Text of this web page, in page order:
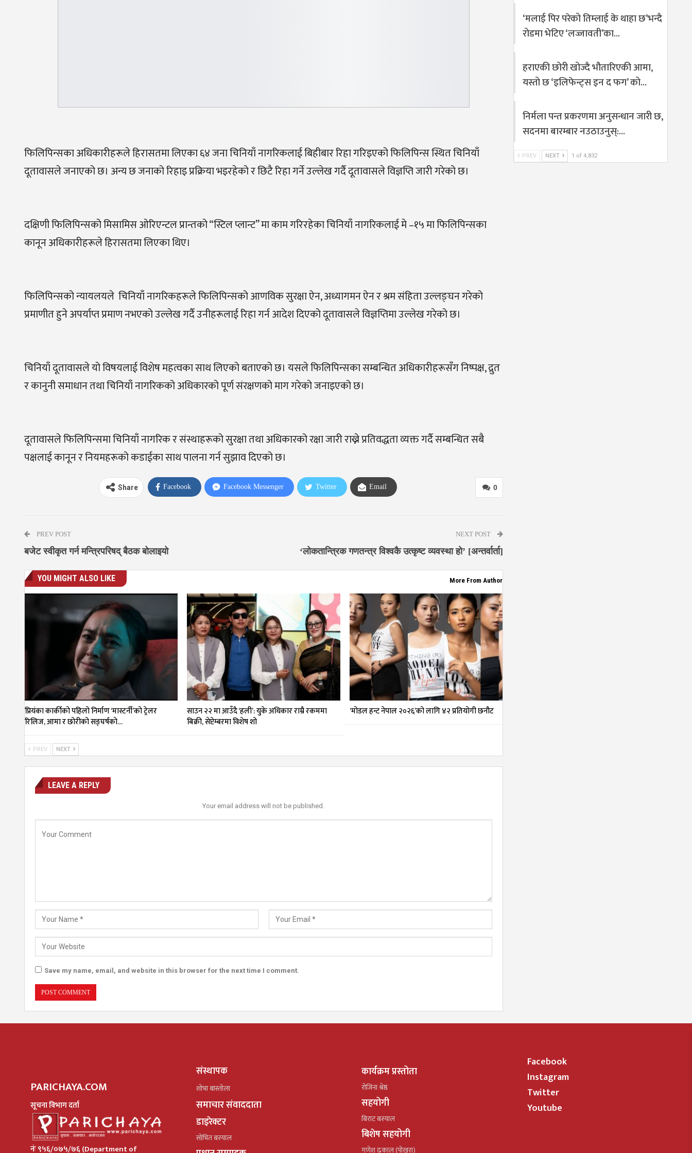
फिलिपिन्सका अधिकारीहरूले हिरासतमा लिएका ६४ जना चिनियाँ नागरिकलाई बिहीबार रिहा गरिइएको फिलिपिन्स स्थित चिनियाँ
दूतावासले जनाएको छ। अन्य छ जनाको रिहाइ प्रक्रिया भइरहेको र छिटै रिहा गर्ने उल्लेख गर्दै दूतावासले विज्ञप्ति जारी गरेको छ।
दक्षिणी फिलिपिन्सको मिसामिस ओरिएन्टल प्रान्तको “स्टिल प्लान्ट” मा काम गरिरहेका चिनियाँ नागरिकलाई मे –१५ मा फिलिपिन्सका
कानून अधिकारीहरूले हिरासतमा लिएका थिए।
फिलिपिन्सको न्यायलयले चिनियाँ नागरिकहरूले फिलिपिन्सको आणविक सुरक्षा ऐन, अध्यागमन ऐन र श्रम संहिता उल्लङ्घन गरेको
प्रमाणीत हुने अपर्याप्त प्रमाण नभएको उल्लेख गर्दै उनीहरूलाई रिहा गर्न आदेश दिएको दूतावासले विज्ञप्तिमा उल्लेख गरेको छ।
चिनियाँ दूतावासले यो विषयलाई विशेष महत्वका साथ लिएको बताएको छ। यसले फिलिपिन्सका सम्बन्धित अधिकारीहरूसँग निष्पक्ष, द्रुत
र कानुनी समाधान तथा चिनियाँ नागरिकको अधिकारको पूर्ण संरक्षणको माग गरेको जनाइएको छ।
दूतावासले फिलिपिन्समा चिनियाँ नागरिक र संस्थाहरूको सुरक्षा तथा अधिकारको रक्षा जारी राख्ने प्रतिवद्धता व्यक्त गर्दै सम्बन्धित सबै
पक्षलाई कानून र नियमहरूको कडाईका साथ पालना गर्न सुझाव दिएको छ।
0
Share Facebook Facebook Messenger Twitter Email
PREV POST
बजेट स्वीकृत गर्न मन्त्रिपरिषद् बैठक बोलाइयो
NEXT POST
‘लोकतान्त्रिक गणतन्त्र विश्वकै उत्कृष्ट व्यवस्था हो’ [अन्तर्वार्ता]
YOU MIGHT ALSO LIKE More From Author
प्रियंका कार्कीको पहिलो निर्माण ‘मास्टर्नी’को ट्रेलर
रिलिज, आमा र छोरीको सङ्घर्षको…
साउन २२ मा आउँदै ‘हली’: युके अधिकार राम्रै रकममा
बिक्री, सेप्टेम्बरमा विशेष शो
‘मोडल हन्ट नेपाल २०२६’को लागि ४२ प्रतियोगी छनौट
PREV NEXT
LEAVE A REPLY
Your email address will not be published.
Save my name, email, and website in this browser for the next time I comment.
‘मलाई पिर परेको तिम्लाई के थाहा छ’भन्दै
रोडमा भेटिए ‘लज्जावती’का…
हराएकी छोरी खोज्दै भौतारिएकी आमा,
यस्तो छ ‘इलिफेन्ट्स इन द फग’ को…
निर्मला पन्त प्रकरणमा अनुसन्धान जारी छ,
सदनमा बारम्बार नउठाउनुस्:…
PREV NEXT 1 of 4,832
PARICHAYA.COM
सूचना विभाग दर्ता
नंः ९५६/०७५/७६ (Department of
संस्थापक
शोभा बास्तोला
समाचार संवाददाता
डाइरेक्टर
सोभित बस्याल
कार्यक्रम प्रस्तोता
रोजिना श्रेष्ठ
सहयोगी
बिराट बस्याल
बिशेष सहयोगी
गणेश ढकाल (पोखरा)
Facebook
Instagram
Twitter
Youtube